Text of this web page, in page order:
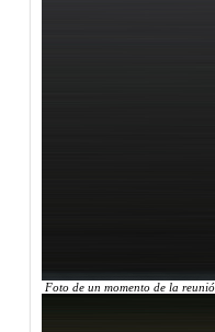
Foto de un momento de la